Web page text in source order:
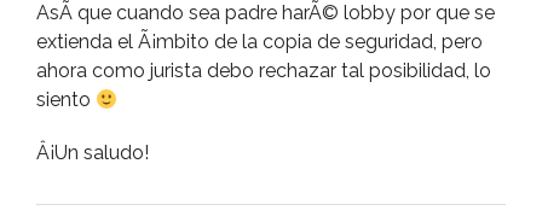
AsÃ­ que cuando sea padre harÃ© lobby por que se
extienda el Ã¡mbito de la copia de seguridad, pero
ahora como jurista debo rechazar tal posibilidad, lo
siento
Â¡Un saludo!